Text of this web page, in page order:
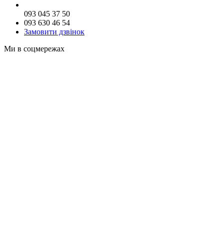
093 045 37 50
093 630 46 54
Замовити дзвінок
Ми в соцмережах